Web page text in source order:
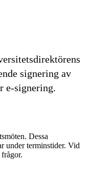
signering av
e-signering.
Dessa
under terminstider. Vid